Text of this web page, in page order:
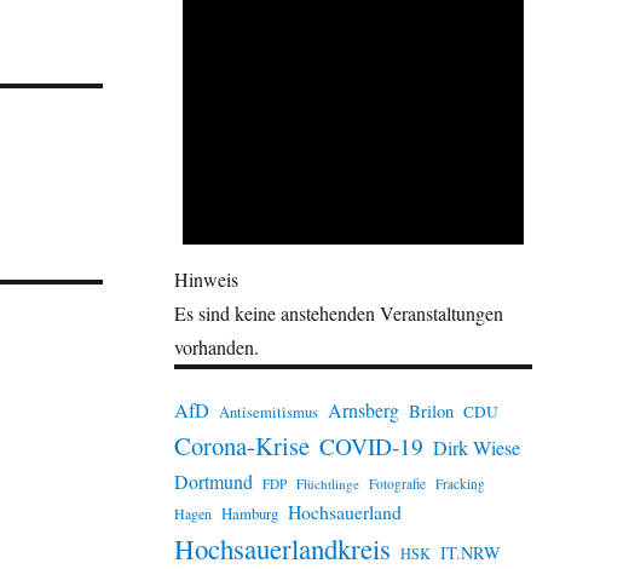
Hinweis
Es sind keine anstehenden Veranstaltungen
vorhanden.
AfD Antisemitismus Arnsberg Brilon CDU
Corona-Krise COVID-19 Dirk Wiese
Dortmund FDP Flüchtlinge Fotografie Fracking
Hagen Hamburg Hochsauerland
Hochsauerlandkreis HSK IT.NRW